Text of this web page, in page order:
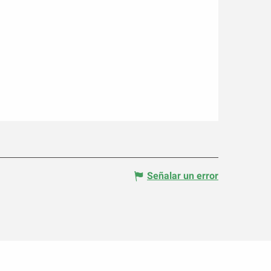
Señalar un error